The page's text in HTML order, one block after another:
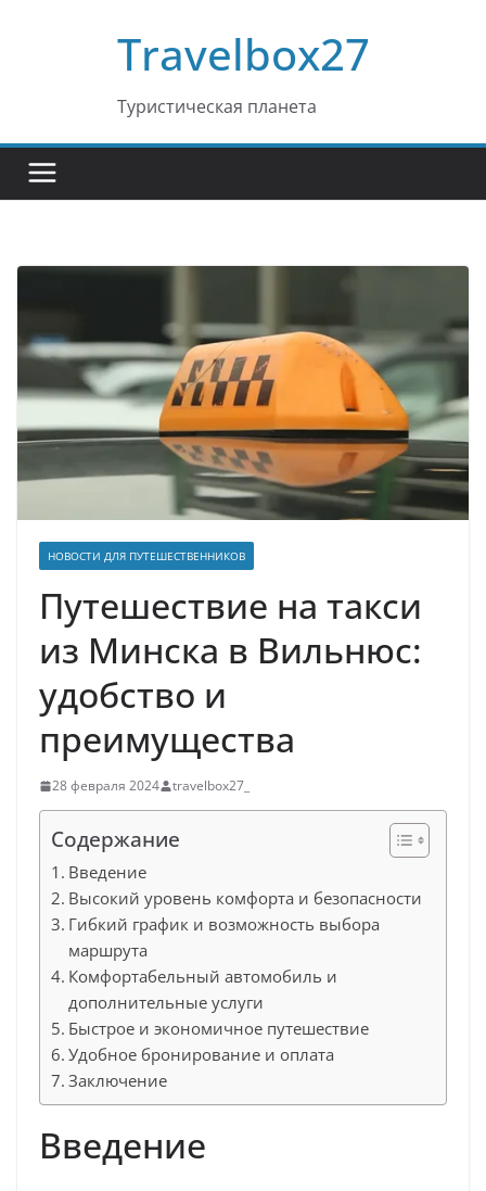
Travelbox27
Туристическая планета
НОВОСТИ ДЛЯ ПУТЕШЕСТВЕННИКОВ
Путешествие на такси
из Минска в Вильнюс:
удобство и
преимущества
28 февраля 2024 travelbox27_
Содержание
Введение
Высокий уровень комфорта и безопасности
Гибкий график и возможность выбора
маршрута
Комфортабельный автомобиль и
дополнительные услуги
Быстрое и экономичное путешествие
Удобное бронирование и оплата
Заключение
Введение